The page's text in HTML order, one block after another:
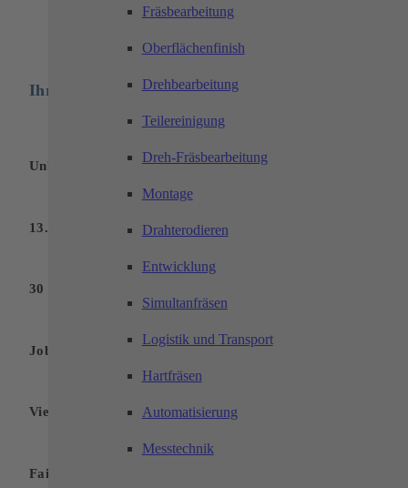
Fräsbearbeitung
Oberflächenfinish
Drehbearbeitung
Teilereinigung
Dreh-Fräsbearbeitung
Montage
Drahterodieren
Entwicklung
Simultanfräsen
Logistik und Transport
Hartfräsen
Automatisierung
Messtechnik
Ihre Vorteile:
Unbefristeter Arbeitsvertrag
13. Monatsgehalt
30 Tage Urlaub
Jobbike
Vielfältige und spannende Tätigkeiten
Faire und leistungsgerechte Bezahlung